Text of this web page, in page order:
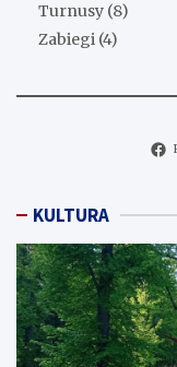
Turnusy (8)
Zabiegi (4)
KULTURA